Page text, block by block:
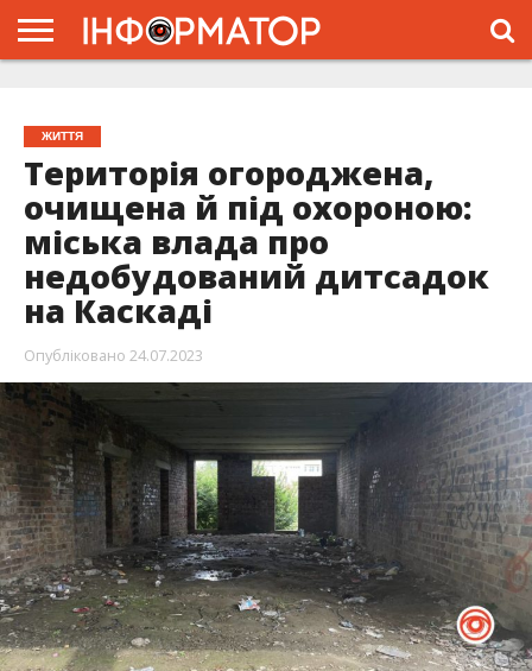
ЖИТТЯ
Територія огороджена,
очищена й під охороною:
міська влада про
недобудований дитсадок
на Каскаді
Опубліковано 24.07.2023